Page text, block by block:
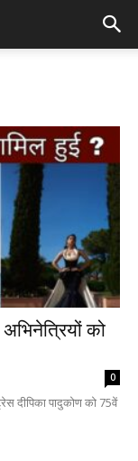
को
0
दीपिका पादुकोण को 75वें